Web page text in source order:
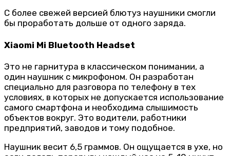
С более свежей версией блютуз наушники смогли
бы проработать дольше от одного заряда.
Xiaomi Mi Bluetooth Headset
Это не гарнитура в классическом понимании, а
один наушник с микрофоном. Он разработан
специально для разговора по телефону в тех
условиях, в которых не допускается использование
самого смартфона и необходима слышимость
объектов вокруг. Это водители, работники
предприятий, заводов и тому подобное.
Наушник весит 6,5 граммов. Он ощущается в ухе, но